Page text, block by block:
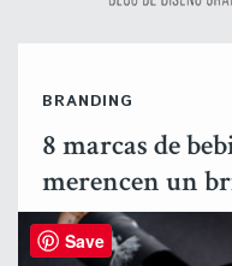
BRANDING
8 marcas de
merencen un
Save